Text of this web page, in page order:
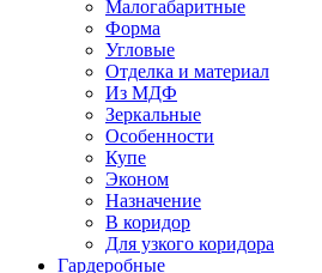
Малогабаритные
Форма
Угловые
Отделка и материал
Из МДФ
Зеркальные
Особенности
Купе
Эконом
Назначение
В коридор
Для узкого коридора
Гардеробные